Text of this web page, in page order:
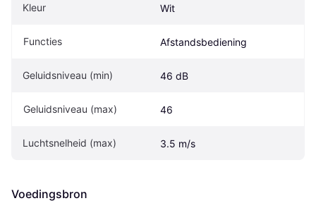
Kleur Wit
Functies Afstandsbediening
Geluidsniveau (min) 46 dB
Geluidsniveau (max) 46
Luchtsnelheid (max) 3.5 m/s
Voedingsbron